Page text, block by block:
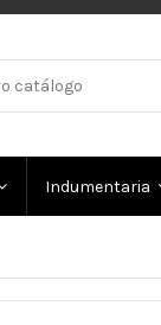
Indumentaria